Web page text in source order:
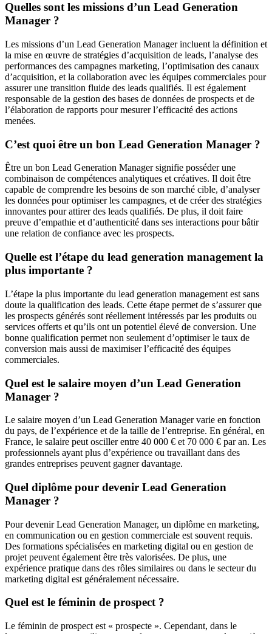
Quelles sont les missions d’un Lead Generation
Manager ?
Les missions d’un Lead Generation Manager incluent la définition et
la mise en œuvre de stratégies d’acquisition de leads, l’analyse des
performances des campagnes marketing, l’optimisation des canaux
d’acquisition, et la collaboration avec les équipes commerciales pour
assurer une transition fluide des leads qualifiés. Il est également
responsable de la gestion des bases de données de prospects et de
l’élaboration de rapports pour mesurer l’efficacité des actions
menées.
C’est quoi être un bon Lead Generation Manager ?
Être un bon Lead Generation Manager signifie posséder une
combinaison de compétences analytiques et créatives. Il doit être
capable de comprendre les besoins de son marché cible, d’analyser
les données pour optimiser les campagnes, et de créer des stratégies
innovantes pour attirer des leads qualifiés. De plus, il doit faire
preuve d’empathie et d’authenticité dans ses interactions pour bâtir
une relation de confiance avec les prospects.
Quelle est l’étape du lead generation management la
plus importante ?
L’étape la plus importante du lead generation management est sans
doute la qualification des leads. Cette étape permet de s’assurer que
les prospects générés sont réellement intéressés par les produits ou
services offerts et qu’ils ont un potentiel élevé de conversion. Une
bonne qualification permet non seulement d’optimiser le taux de
conversion mais aussi de maximiser l’efficacité des équipes
commerciales.
Quel est le salaire moyen d’un Lead Generation
Manager ?
Le salaire moyen d’un Lead Generation Manager varie en fonction
du pays, de l’expérience et de la taille de l’entreprise. En général, en
France, le salaire peut osciller entre 40 000 € et 70 000 € par an. Les
professionnels ayant plus d’expérience ou travaillant dans des
grandes entreprises peuvent gagner davantage.
Quel diplôme pour devenir Lead Generation
Manager ?
Pour devenir Lead Generation Manager, un diplôme en marketing,
en communication ou en gestion commerciale est souvent requis.
Des formations spécialisées en marketing digital ou en gestion de
projet peuvent également être très valorisées. De plus, une
expérience pratique dans des rôles similaires ou dans le secteur du
marketing digital est généralement nécessaire.
Quel est le féminin de prospect ?
Le féminin de prospect est « prospecte ». Cependant, dans le